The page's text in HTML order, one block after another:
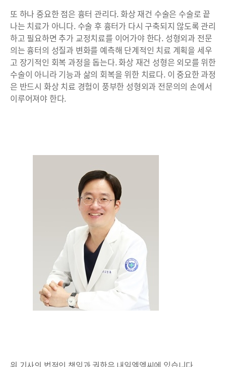
또 하나 중요한 점은 흉터 관리다. 화상 재건 수술은 수술로 끝
나는 치료가 아니다. 수술 후 흉터가 다시 구축되지 않도록 관리
하고 필요하면 추가 교정치료를 이어가야 한다. 성형외과 전문
의는 흉터의 성질과 변화를 예측해 단계적인 치료 계획을 세우
고 장기적인 회복 과정을 돕는다. 화상 재건 성형은 외모를 위한
수술이 아니라 기능과 삶의 회복을 위한 치료다. 이 중요한 과정
은 반드시 화상 치료 경험이 풍부한 성형외과 전문의의 손에서
이루어져야 한다.